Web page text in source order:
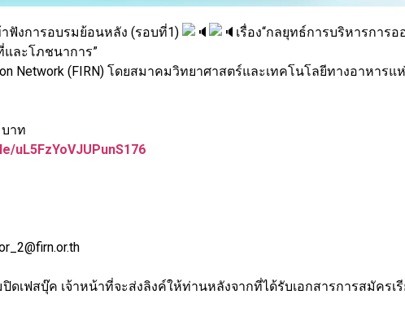
าฟังการอบรมย้อนหลัง (รอบที่1)
เรื่อง“กลยุทธ์การบริหารการ
ละโภชนาการ”
Network (FIRN) โดยสมาคมวิทยาศาสตร์และเทคโนโลยีทางอาหารแ
าท
uL5FzYoVJUPunS176
เฟสบุ๊ค เจ้าหน้าที่จะส่งลิงค์ให้ท่านหลังจากที่ได้รับเอกสารการสมัครเ